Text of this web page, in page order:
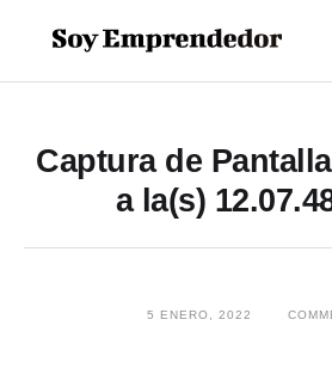
Captura de
a la(s)
5 ENERO, 2022